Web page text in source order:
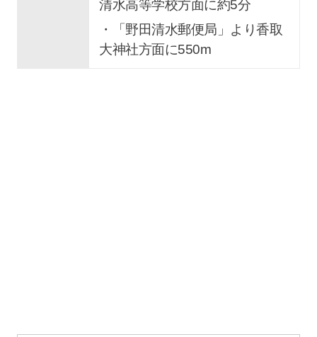
清水高等学校方面に約5分
・「野田清水郵便局」より香取
大神社方面に550m